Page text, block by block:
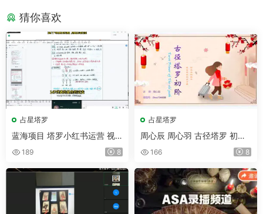
猜你喜欢
占星塔罗
蓝海项目 塔罗小红书运营 视
频5集(带字幕)
189 8
占星塔罗
周心辰 周心羽 古径塔罗 初级
＋中级研讨会 视频20集
166 8